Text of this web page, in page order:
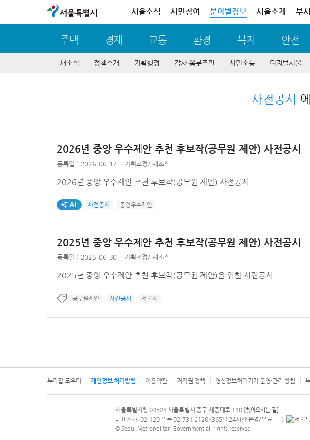
서울특별시 서울소식 시민참여 분야별정보 서울소개 부
주택 경제 교통 환경 복지 안전
새소식 정책소개 기획행정 감사∙옴부즈만 시민소통 디지털서울
사전공시
2026년 중앙 우수제안 추천 후보작(공무원 제안) 사전공시
등록일 : 2026-06-17 기획조정/ 새소식
2026년 중앙 우수제안 추천 후보작(공무원 제안) 사전공시
AI생성태그 사전공시 중앙우수제안
2025년 중앙 우수제안 추천 후보작(공무원 제안) 사전공시
등록일 : 2025-06-30 기획조정/ 새소식
2025년 중앙 우수제안 추천 후보작(공무원 제안)을 위한 사전공시
공무원제안 사전공시 서울시
누리집 도우미 개인정보 처리방침 이용약관 저작권 정책 영상정보처리기기 운영·관리 방침
문의 전화번호 120, 120 다산콜재단
서울특별시청 04524 서울특별시 중구 세종대로 110 [찾아오시는 길]
대표전화: 02-120 또는 02-731-2120 (365일 24시간 운영/유료 안내팝업 열
)
© Seoul Metropolitan Government all rights reserved